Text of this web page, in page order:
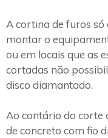
A cortina de furos só
montar o
ou em locais que as
cortadas não
disco diamantado.
Ao contário do corte
de concreto com fio